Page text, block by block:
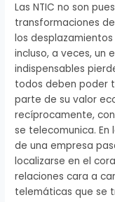
Las NTIC no son
transformaciones
los
incluso, a veces, un
indispensables
todos deben poder
parte de su valor
recíprocamente,
se telecomunica.
de una empresa
localizarse en el
relaciones cara a
telemáticas que se